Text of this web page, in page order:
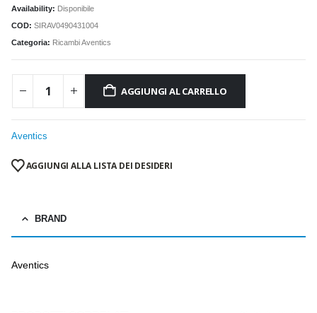
Availability: Disponibile
COD: SIRAV0490431004
Categoria: Ricambi Aventics
AGGIUNGI AL CARRELLO
Aventics
AGGIUNGI ALLA LISTA DEI DESIDERI
BRAND
Aventics